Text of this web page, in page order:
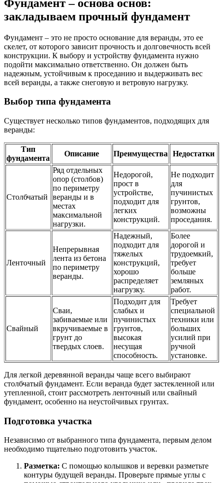
Фундамент – основа основ:
закладываем прочный фундамент
Фундамент – это не просто основание для веранды, это ее
скелет, от которого зависит прочность и долговечность всей
конструкции. К выбору и устройству фундамента нужно
подойти максимально ответственно. Он должен быть
надежным, устойчивым к проседанию и выдерживать вес
всей веранды, а также снеговую и ветровую нагрузку.
Выбор типа фундамента
Существует несколько типов фундаментов, подходящих для
веранды:
Тип
фундамента
Описание Преимущества Недостатки
Столбчатый
Ряд отдельных
опор (столбов)
по периметру
веранды и в
местах
максимальной
нагрузки.
Недорогой,
прост в
устройстве,
подходит для
легких
конструкций.
Не подходит
для
пучинистых
грунтов,
возможны
проседания.
Ленточный
Непрерывная
лента из бетона
по периметру
веранды.
Надежный,
подходит для
тяжелых
конструкций,
хорошо
распределяет
нагрузку.
Более
дорогой и
трудоемкий,
требует
больше
земляных
работ.
Свайный
Сваи,
забиваемые или
вкручиваемые в
грунт до
твердых слоев.
Подходит для
слабых и
пучинистых
грунтов,
высокая
несущая
способность.
Требует
специальной
техники или
больших
усилий при
ручной
установке.
Для легкой деревянной веранды чаще всего выбирают
столбчатый фундамент. Если веранда будет застекленной или
утепленной, стоит рассмотреть ленточный или свайный
фундамент, особенно на неустойчивых грунтах.
Подготовка участка
Независимо от выбранного типа фундамента, первым делом
необходимо тщательно подготовить участок.
Разметка: С помощью колышков и веревки разметьте
контуры будущей веранды. Проверьте прямые углы с